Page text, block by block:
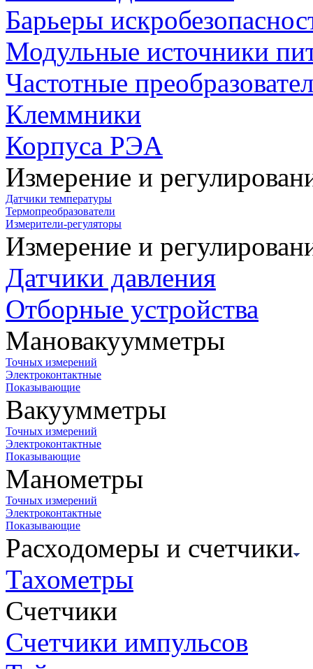
Барьеры
Модульные источники
Частотные
Клеммники
Корпуса РЭА
Измерение и
Датчики температуры
Термопреобразователи
Измерители-регуляторы
Измерение и
Датчики давления
Отборные устройства
Мановакуумметры
Точных измерений
Электроконтактные
Показывающие
Вакуумметры
Точных измерений
Электроконтактные
Показывающие
Манометры
Точных измерений
Электроконтактные
Показывающие
Расходомеры и счетчики
Тахометры
Счетчики
Счетчики импульсов